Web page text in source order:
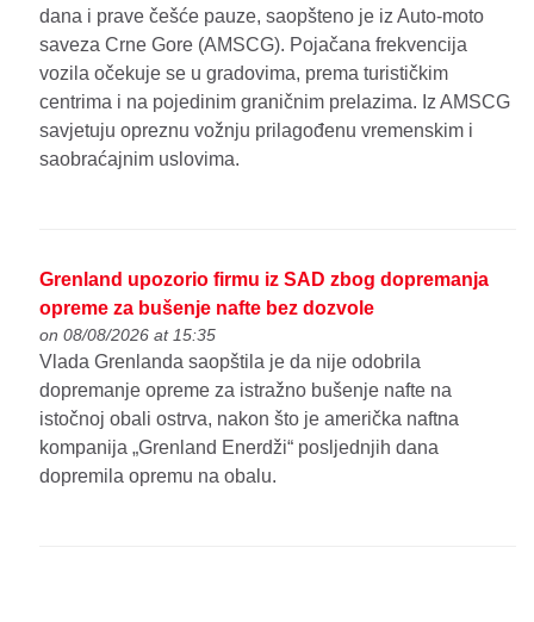
dana i prave češće pauze, saopšteno je iz Auto-moto
saveza Crne Gore (AMSCG). Pojačana frekvencija
vozila očekuje se u gradovima, prema turističkim
centrima i na pojedinim graničnim prelazima. Iz AMSCG
savjetuju opreznu vožnju prilagođenu vremenskim i
saobraćajnim uslovima.
Grenland upozorio firmu iz SAD zbog dopremanja
opreme za bušenje nafte bez dozvole
on 08/08/2026 at 15:35
Vlada Grenlanda saopštila je da nije odobrila
dopremanje opreme za istražno bušenje nafte na
istočnoj obali ostrva, nakon što je američka naftna
kompanija „Grenland Enerdži“ posljednjih dana
dopremila opremu na obalu.